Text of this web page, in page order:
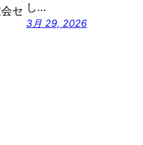
セ し…
3月 29, 2026